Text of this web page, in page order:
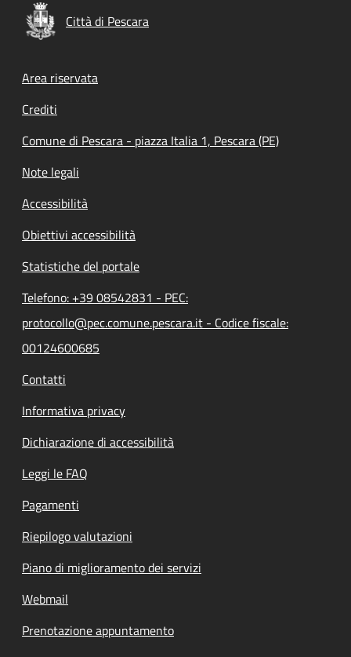
Città di Pescara
Footer menu
Area riservata
Crediti
Comune di Pescara - piazza Italia 1, Pescara (PE)
Note legali
Accessibilità
Obiettivi accessibilità
Statistiche del portale
Telefono: +39 08542831 - PEC:
protocollo@pec.comune.pescara.it - Codice fiscale:
00124600685
Contatti
Informativa privacy
Dichiarazione di accessibilità
Leggi le FAQ
Pagamenti
Riepilogo valutazioni
Piano di miglioramento dei servizi
Webmail
Prenotazione appuntamento